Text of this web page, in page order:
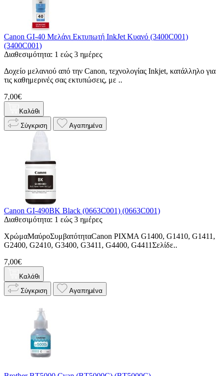
Canon GI-40 Μελάνι Εκτυπωτή InkJet Κυανό (3400C001)
(3400C001)
Διαθεσιμότητα: 1 εώς 3 ημέρες
Δοχείο μελανιού από την Canon, τεχνολογίας Inkjet, κατάλληλο για
τις καθημερινές σας εκτυπώσεις, με ..
7,00€
Καλάθι
Σύγκριση
Αγαπημένα
Canon GI-490BK Black (0663C001) (0663C001)
Διαθεσιμότητα: 1 εώς 3 ημέρες
ΧρώμαΜαύροΣυμβατότηταCanon PIXMA G1400, G1410, G1411,
G2400, G2410, G3400, G3411, G4400, G4411Σελίδε..
7,00€
Καλάθι
Σύγκριση
Αγαπημένα